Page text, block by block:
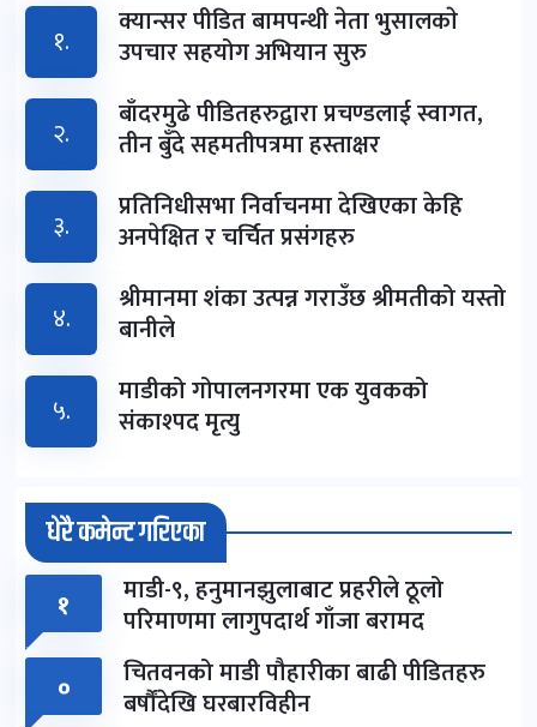
१. क्यान्सर पीडित बामपन्थी नेता भुसालकाे
उपचार सहयोग अभियान सुरु
२.
बाँदरमुढे पीडितहरुद्वारा प्रचण्डलाई स्वागत,
तीन बुँदे सहमतीपत्रमा हस्ताक्षर
३.
प्रतिनिधीसभा निर्वाचनमा देखिएका केहि
अनपेक्षित र चर्चित प्रसंगहरु
४.
श्रीमानमा शंका उत्पन्न गराउँछ श्रीमतीको यस्तो
बानीले
५.
माडीको गोपालनगरमा एक युवकको
संकाश्पद मृत्यु
धेरै कमेन्ट गरिएका
१ माडी-९, हनुमानझुलाबाट प्रहरीले ठूलो
परिमाणमा लागुपदार्थ गाँजा बरामद
०
चितवनको माडी पौहारीका बाढी पीडितहरु
बर्षौंदेखि घरबारविहीन